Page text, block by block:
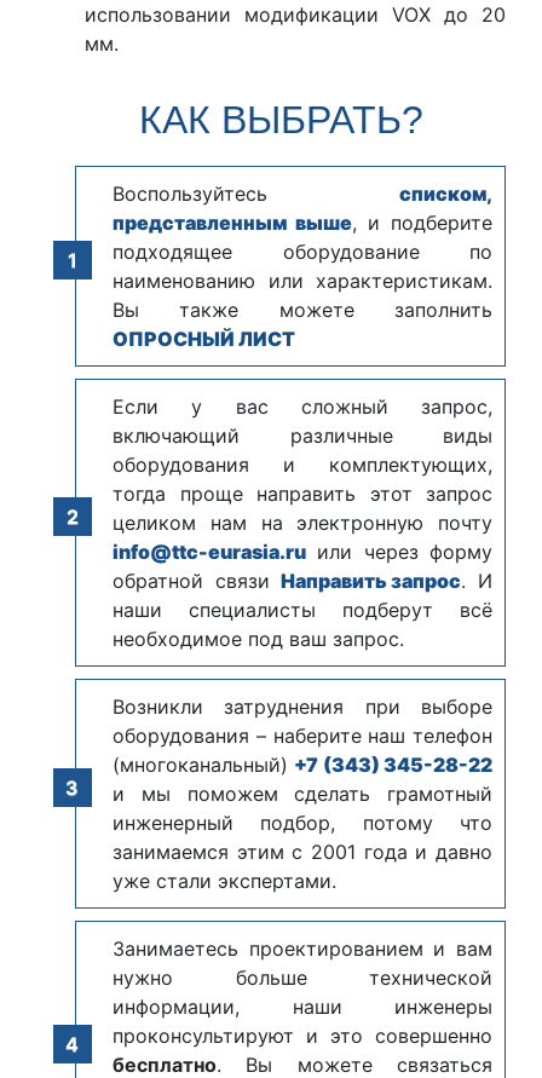
использовании модификации VOX до 20
мм.
КАК ВЫБРАТЬ?
Воспользуйтесь списком,
представленным выше, и подберите
подходящее оборудование по
наименованию или характеристикам.
Вы также можете заполнить
ОПРОСНЫЙ ЛИСТ
Если у вас сложный запрос,
включающий различные виды
оборудования и комплектующих,
тогда проще направить этот запрос
целиком нам на электронную почту
info@ttc-eurasia.ru или через форму
обратной связиНаправить запрос. И
наши специалисты подберут всё
необходимое под ваш запрос.
Возникли затруднения при выборе
оборудования – наберите наш телефон
(многоканальный) +7 (343) 345-28-22
и мы поможем сделать грамотный
инженерный подбор, потому что
занимаемся этим с 2001 года и давно
уже стали экспертами.
Занимаетесь проектированием и вам
нужно больше технической
информации, наши инженеры
проконсультируют и это совершенно
бесплатно. Вы можете связаться